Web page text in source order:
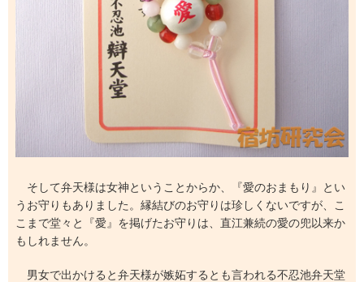
そして弁天様は女神ということからか、『愛のおまもり』とい
うお守りもありました。縁結びのお守りは珍しくないですが、こ
こまで堂々と『愛』を掲げたお守りは、直江兼続の愛の兜以来か
もしれません。
男女で出かけると弁天様が嫉妬するとも言われる不忍池弁天堂